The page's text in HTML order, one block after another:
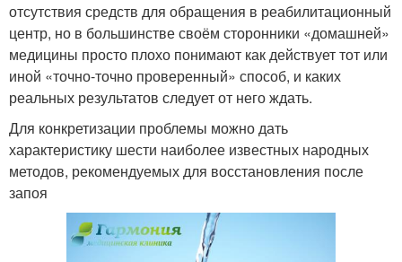
отсутствия средств для обращения в реабилитационный
центр, но в большинстве своём сторонники «домашней»
медицины просто плохо понимают как действует тот или
иной «точно-точно проверенный» способ, и каких
реальных результатов следует от него ждать.
Для конкретизации проблемы можно дать
характеристику шести наиболее известных народных
методов, рекомендуемых для восстановления после
запоя